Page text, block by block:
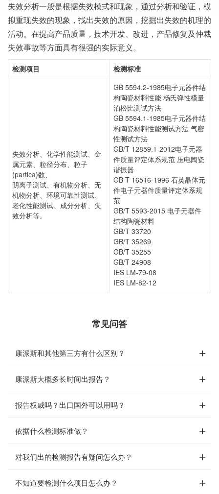
检测周期：5-7个工作日，可加急
相关资质：可提供CMA、CNAS检测报告
服务模式：快递寄样、现场取样、人工送样
服务对象：企事业单位、高等院校、科研院所
服务方向：采购销售、竞标投标、生产研发、科研数据、诊
断优化、司法服务
检测标准：国家标准、行业标准、企业标准、地方标准、国
失效分析一般是根据失效模式和现象，通过分析和验证，模
拟重现失效的现象，找出失效的原因，挖掘出失效的机理的
活动。在提高产品质量，技术开发、改进，产品修复及仲裁
失效事故等方面具有很强的实际意义。
检测项目 检测标准
失效分析、化学性能测试、金
属元素、粒径分布、粒子
(partica)数、
阴离子测试、有机物分析、无
机物分析、环境可靠性测试、
老化性能测试、成分分析、失
效分析等。
GB 5594.2-1985电子元器件结
构陶瓷材料性能 杨氏弹性模量
泊松比测试方法
GB 5594.1-1985电子元器件结
构陶瓷材料性能测试方法 气密
性测试方法
GB/T 12859.1-2012电子元器
件质量评定体系规范 压电陶瓷
谐振器
GB T 16516-1996 石英晶体元
件电子元器件质量评定体系规
范
GB/T 5593-2015 电子元器件
结构陶瓷材料
GB/T 33720
GB/T 35269
GB/T 35255
GB/T 24908
IES LM-79-08
IES LM-82-12
常见问答
康派斯和其他第三方有什么区别？
康派斯大概多长时间出报告？
报告权威吗？出口国外可以用吗？
依据什么检测标准做？
对我们出的检测报告有疑问怎么办？
不知道要检测什么项目怎么办？